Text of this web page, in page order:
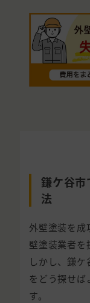
鎌ケ谷市
法
外壁塗装を成
壁塗装業者を
しかし、鎌
をどう探せば
す。